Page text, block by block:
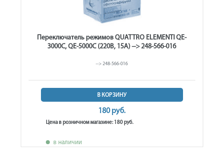
Переключатель режимов QUATTRO ELEMENTI QE-
3000C, QE-5000C (220В, 15А) --> 248-566-016
--> 248-566-016
В КОРЗИНУ
180 руб.
Цена в розничном магазине: 180 руб.
в наличии